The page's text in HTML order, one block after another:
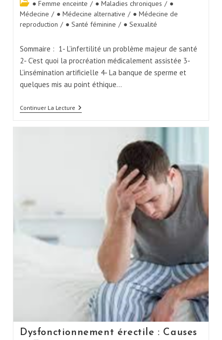
● Femme enceinte / ● Maladies chroniques / ●
Médecine / ● Médecine alternative / ● Médecine de
reproduction / ● Santé féminine / ● Sexualité
Sommaire : 1- L’infertilité un problème majeur de santé
2- C’est quoi la procréation médicalement assistée 3-
L’insémination artificielle 4- La banque de sperme et
quelques mis au point éthique…
Continuer La Lecture
Dysfonctionnement érectile : Causes